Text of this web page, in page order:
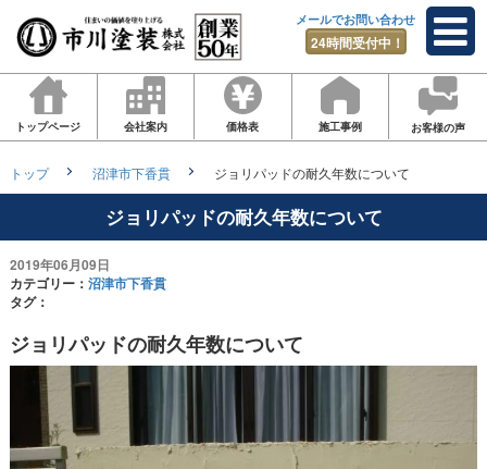
メールでお問い合わせ
24時間受付中！
トップページ 会社案内 価格表 施工事例 お客様の声
トップ 沼津市下香貫 ジョリパッドの耐久年数について
ジョリパッドの耐久年数について
2019年06月09日
カテゴリー： 沼津市下香貫
タグ：
ジョリパッドの耐久年数について